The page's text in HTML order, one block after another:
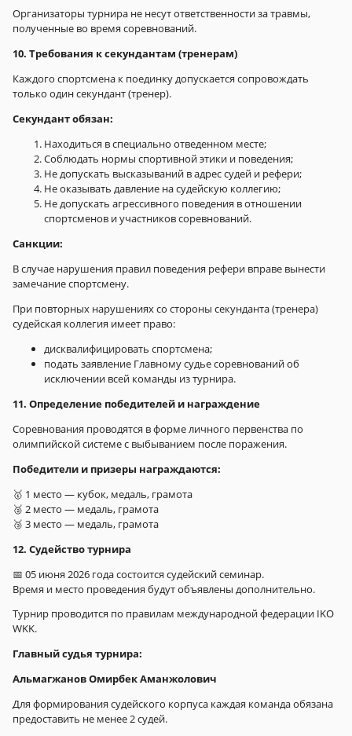
Организаторы турнира не несут ответственности за травмы,
полученные во время соревнований.
10. Требования к секундантам (тренерам)
Каждого спортсмена к поединку допускается сопровождать
только один секундант (тренер).
Секундант обязан:
Находиться в специально отведенном месте;
Соблюдать нормы спортивной этики и поведения;
Не допускать высказываний в адрес судей и рефери;
Не оказывать давление на судейскую коллегию;
Не допускать агрессивного поведения в отношении
спортсменов и участников соревнований.
Санкции:
В случае нарушения правил поведения рефери вправе вынести
замечание спортсмену.
При повторных нарушениях со стороны секунданта (тренера)
судейская коллегия имеет право:
дисквалифицировать спортсмена;
подать заявление Главному судье соревнований об
исключении всей команды из турнира.
11. Определение победителей и награждение
Соревнования проводятся в форме личного первенства по
олимпийской системе с выбыванием после поражения.
Победители и призеры награждаются:
🥇 1 место — кубок, медаль, грамота
🥈 2 место — медаль, грамота
🥉 3 место — медаль, грамота
12. Судейство турнира
📅 05 июня 2026 года состоится судейский семинар.
Время и место проведения будут объявлены дополнительно.
Турнир проводится по правилам международной федерации IKO
WKK.
Главный судья турнира:
Альмагжанов Омирбек Аманжолович
Для формирования судейского корпуса каждая команда обязана
предоставить не менее 2 судей.